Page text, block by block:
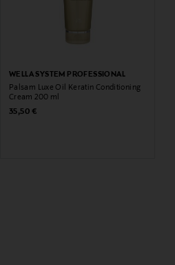
WELLA SYSTEM PROFESSIONAL
Palsam Luxe Oil Keratin Conditioning
Cream 200 ml
Original Price
35,50 €